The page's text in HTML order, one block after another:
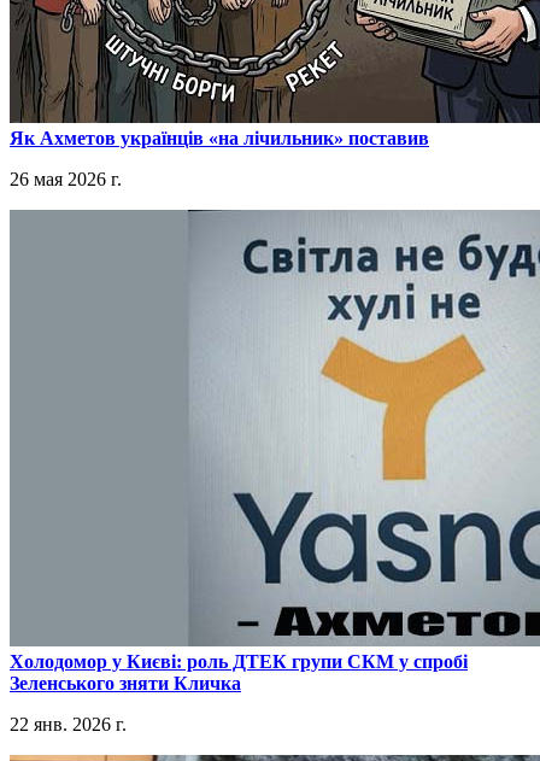
​Як Ахметов українців «на лічильник» поставив
26 мая 2026 г.
​Холодомор у Києві: роль ДТЕК групи СКМ у спробі
Зеленського зняти Кличка
22 янв. 2026 г.